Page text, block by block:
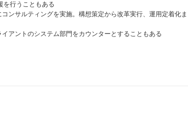
を行うこともある
ンサルティングを実施。構想策定から改革実行、運用定着化ま
アントのシステム部門をカウンターとすることもある